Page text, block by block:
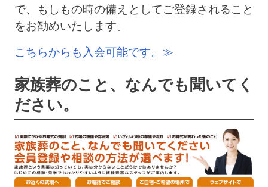
で、もしもの時の備えとしてご登録されること
をお勧めいたします。
こちらからも入会可能です。≫
家族葬のこと、なんでも聞いてく
ださい。